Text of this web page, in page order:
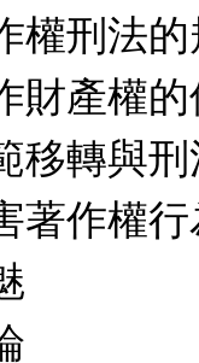
權刑法
財產權
移轉與
著作權